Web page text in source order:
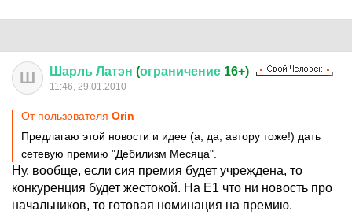
Ш Шарль Латэн (ограничение 16+)
11:46, 29.01.2010
От пользователя Orin
Предлагаю этой новости и идее (а, да, автору тоже!) дать
сетевую премию "Дебилизм Месяца".
Ну, вообще, если сия премия будет учреждена, то
конкуренция будет жестокой. На Е1 что ни новость про
начальников, то готовая номинация на премию.